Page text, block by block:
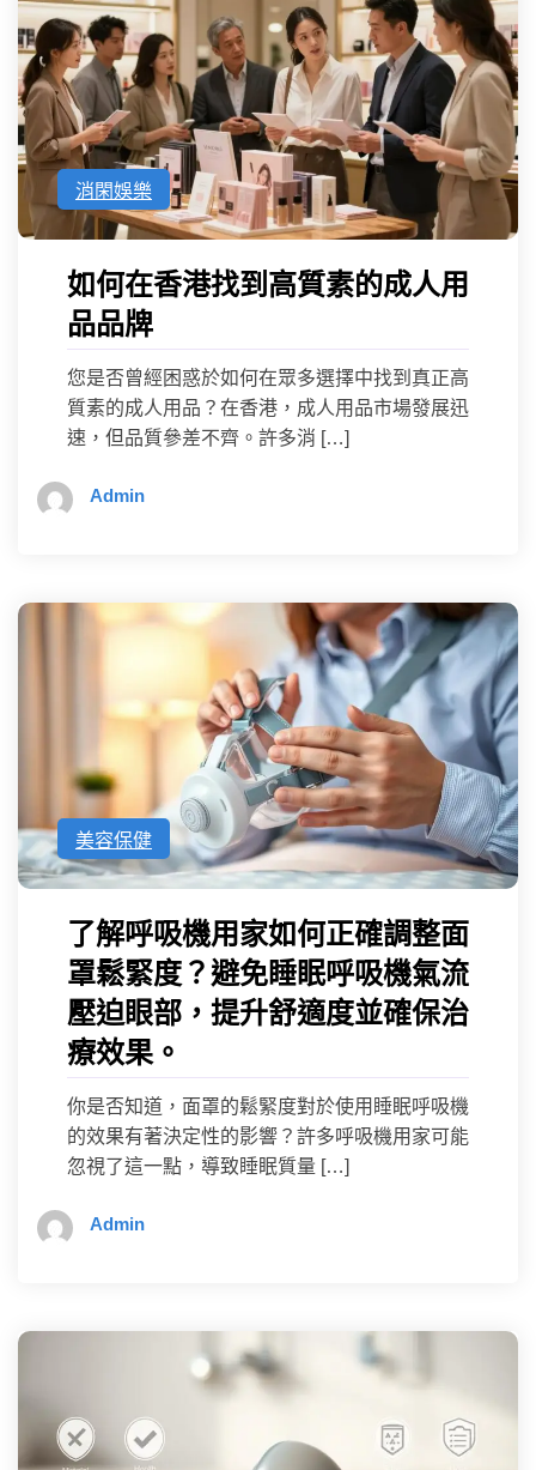
消閑娛樂
如何在香港找到高質素的成人用
品品牌
您是否曾經困惑於如何在眾多選擇中找到真正高
質素的成人用品？在香港，成人用品市場發展迅
速，但品質參差不齊。許多消 […]
Admin
美容保健
了解呼吸機用家如何正確調整面
罩鬆緊度？避免睡眠呼吸機氣流
壓迫眼部，提升舒適度並確保治
療效果。
你是否知道，面罩的鬆緊度對於使用睡眠呼吸機
的效果有著決定性的影響？許多呼吸機用家可能
忽視了這一點，導致睡眠質量 […]
Admin